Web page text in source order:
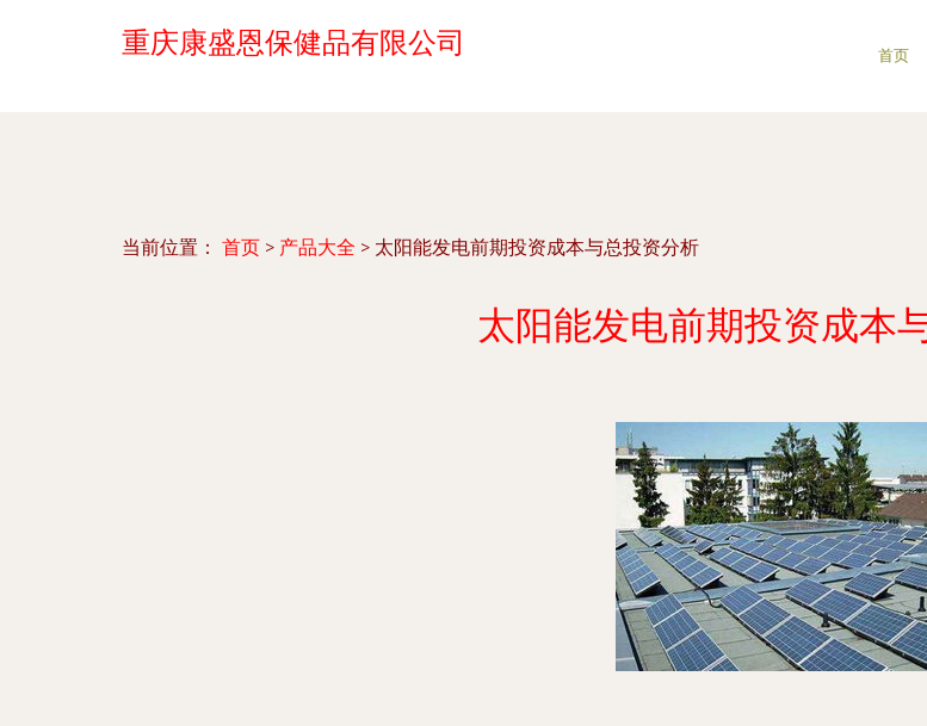
重庆康盛恩保健品有限公司 首页
当前位置： 首页 > 产品大全 > 太阳能发电前期投资成本与总投资分析
太阳能发电前期投资成本